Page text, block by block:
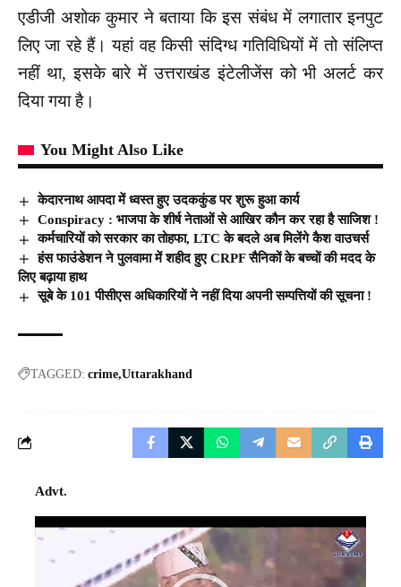
एडीजी अशोक कुमार ने बताया कि इस संबंध में लगातार इनपुट
लिए जा रहे हैं। यहां वह किसी संदिग्ध गतिविधियों में तो संलिप्त
नहीं था, इसके बारे में उत्तराखंड इंटेलीजेंस को भी अलर्ट कर
दिया गया है।
You Might Also Like
केदारनाथ आपदा में ध्वस्त हुए उदककुंड पर शुरू हुआ कार्य
Conspiracy : भाजपा के शीर्ष नेताओं से आखिर कौन कर रहा है साजिश !
कर्मचारियों को सरकार का तोहफा, LTC के बदले अब मिलेंगे कैश वाउचर्स
हंस फाउंडेशन ने पुलवामा में शहीद हुए CRPF सैनिकों के बच्चों की मदद के
लिए बढ़ाया हाथ
सूबे के 101 पीसीएस अधिकारियों ने नहीं दिया अपनी सम्पत्तियों की सूचना !
TAGGED: crime Uttarakhand
Advt.
Video